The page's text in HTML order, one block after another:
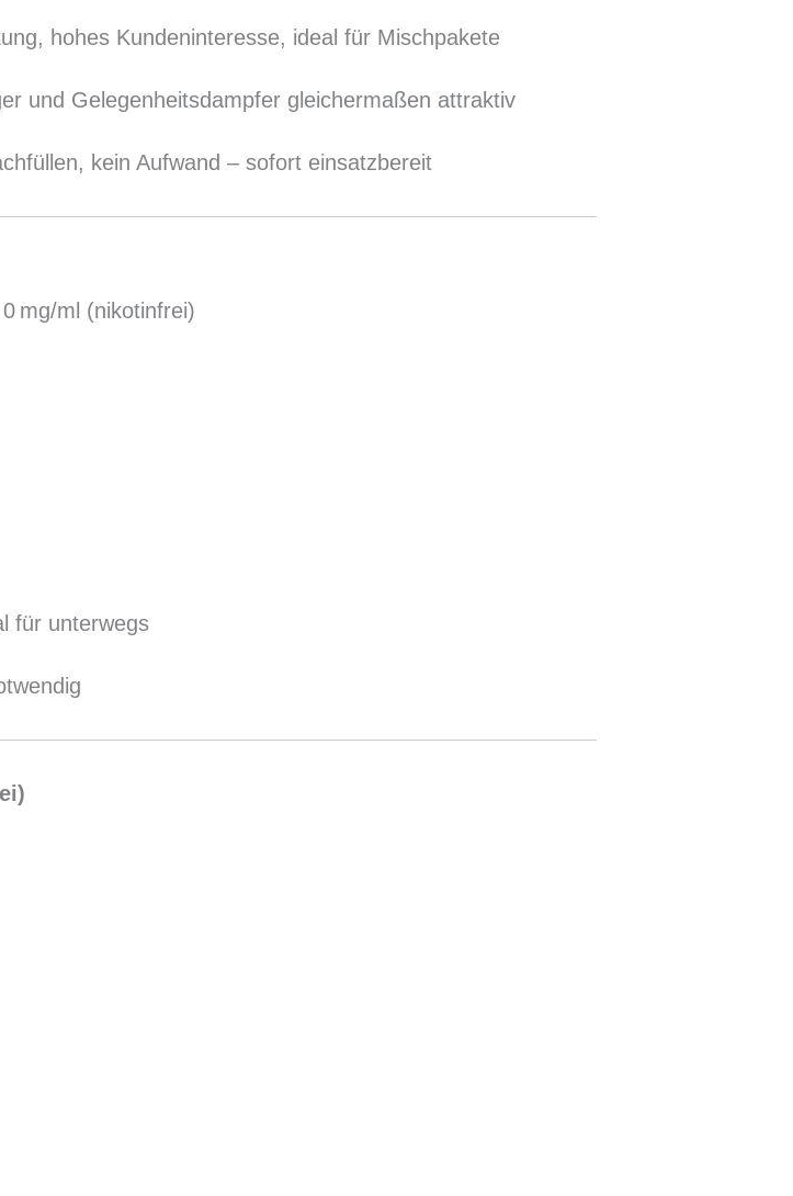
hohes Kundeninteresse, ideal für Mischpakete
und Gelegenheitsdampfer gleichermaßen attraktiv
kein Aufwand – sofort einsatzbereit
mg/ml (nikotinfrei)
für unterwegs